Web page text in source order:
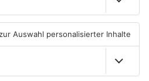
PRIMAVERALAND